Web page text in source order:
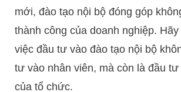
mới, đào tạo nội bộ đóng góp
thành công của doanh nghiệp.
việc đầu tư vào đào tạo nội bộ
tư vào nhân viên, mà còn là đầu
của tổ chức.